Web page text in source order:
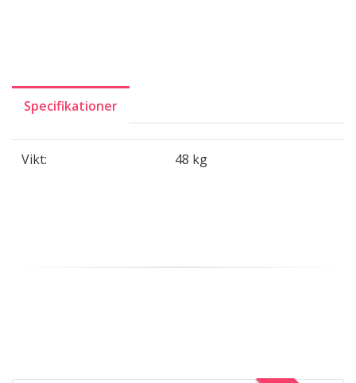
Specifikationer
Vikt: 48 kg